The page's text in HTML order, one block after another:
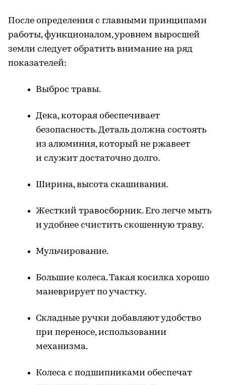
После определения с главными принципами
работы, функционалом, уровнем выросшей
земли следует обратить внимание на ряд
показателей:
Выброс травы.
Дека, которая обеспечивает
безопасность. Деталь должна состоять
из алюминия, который не ржавеет
и служит достаточно долго.
Ширина, высота скашивания.
Жесткий травосборник. Его легче мыть
и удобнее счистить скошенную траву.
Мульчирование.
Большие колеса. Такая косилка хорошо
маневрирует по участку.
Складные ручки добавляют удобство
при переносе, использовании
механизма.
Колеса с подшипниками обеспечат